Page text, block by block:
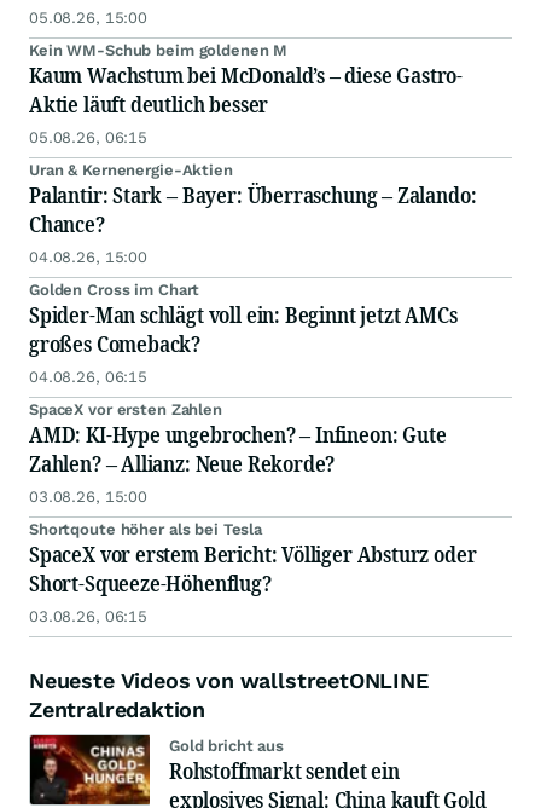
05.08.26, 15:00
Kein WM-Schub beim goldenen M
Kaum Wachstum bei McDonald’s – diese Gastro-
Aktie läuft deutlich besser
05.08.26, 06:15
Uran & Kernenergie-Aktien
Palantir: Stark – Bayer: Überraschung – Zalando:
Chance?
04.08.26, 15:00
Golden Cross im Chart
Spider-Man schlägt voll ein: Beginnt jetzt AMCs
großes Comeback?
04.08.26, 06:15
SpaceX vor ersten Zahlen
AMD: KI-Hype ungebrochen? – Infineon: Gute
Zahlen? – Allianz: Neue Rekorde?
03.08.26, 15:00
Shortqoute höher als bei Tesla
SpaceX vor erstem Bericht: Völliger Absturz oder
Short-Squeeze-Höhenflug?
03.08.26, 06:15
Neueste Videos von wallstreetONLINE
Zentralredaktion
Gold bricht aus
Rohstoffmarkt sendet ein
explosives Signal: China kauft Gold